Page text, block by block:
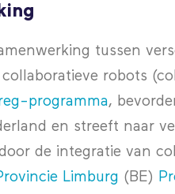
tussen
robots
programma,
en streeft naar
de integratie van
Limburg (BE)